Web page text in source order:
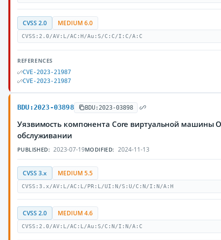
CVSS 2.0 MEDIUM 6.0
CVSS:2.0/AV:L/AC:H/Au:S/C:C/I:C/A:C
REFERENCES
CVE-2023-21987
CVE-2023-21987
BDU:2023-03898 BDU:2023-03898
Уязвимость компонента Core виртуальной машины
обслуживании
PUBLISHED: 2023-07-19MODIFIED: 2024-11-13
CVSS 3.x MEDIUM 5.5
CVSS:3.x/AV:L/AC:L/PR:L/UI:N/S:U/C:N/I:N/A:H
CVSS 2.0 MEDIUM 4.6
CVSS:2.0/AV:L/AC:L/Au:S/C:N/I:N/A:C